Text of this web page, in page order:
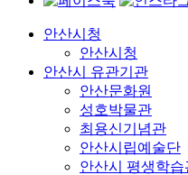
안산시청
안산시청
안산시 유관기관
안산문화원
성호박물관
최용신기념관
안산시립예술단
안산시 평생학습